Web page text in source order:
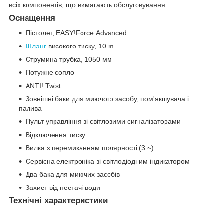
всіх компонентів, що вимагають обслуговування.
Оснащення
Пістолет, EASY!Force Advanced
Шланг високого тиску, 10 m
Струмина трубка, 1050 мм
Потужне сопло
ANTI! Twist
Зовнішні баки для миючого засобу, пом'якшувача і
палива
Пульт управління зі світловими сигналізаторами
Відключення тиску
Вилка з перемиканням полярності (3 ~)
Сервісна електроніка зі світлодіодним індикатором
Два бака для миючих засобів
Захист від нестачі води
Технічні характеристики